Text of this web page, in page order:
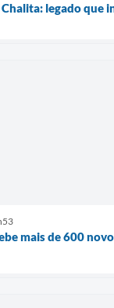
legado que
mais de 600